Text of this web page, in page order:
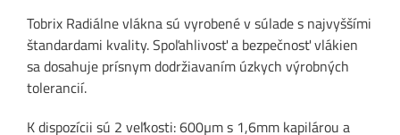
Tobrix Radiálne vlákna sú vyrobené v súlade s najvyššími
štandardami kvality. Spoľahlivosť a bezpečnosť vlákien
sa dosahuje prísnym dodržiavaním úzkych výrobných
tolerancií.
K dispozícii sú 2 veľkosti: 600µm s 1,6mm kapilárou a
deaktivovať
iba zmenou
predvolieb